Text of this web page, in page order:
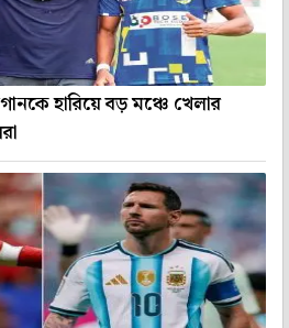
হারিয়ে বড় মঞ্চে খেলার